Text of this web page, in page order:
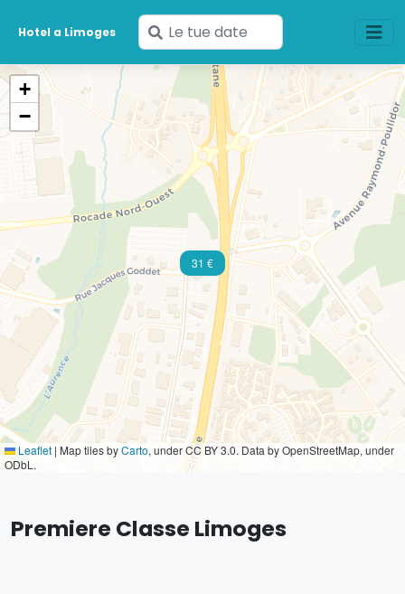
Hotel a Limoges
Inserisci
le
tue
date
31 €
+
−
Leaflet | Map tiles byCarto, under CC BY 3.0. Data by OpenStreetMap, under
ODbL.
Premiere Classe Limoges